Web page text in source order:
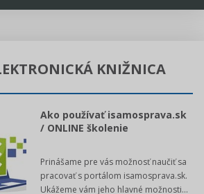
neziskových organizácií
správy
KNIŽNICA
Ako používať isamosprava.sk
/ ONLINE školenie
Prinášame pre vás možnosť naučiť sa
pracovať s portálom isamosprava.sk.
Ukážeme vám jeho hlavné možnosti...